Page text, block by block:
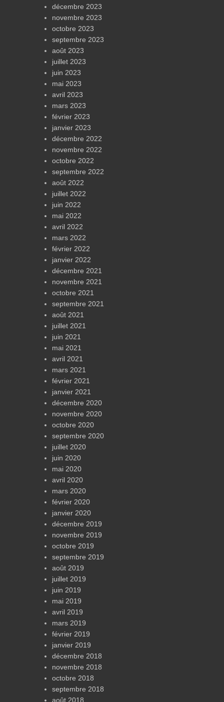
décembre 2023
novembre 2023
octobre 2023
septembre 2023
août 2023
juillet 2023
juin 2023
mai 2023
avril 2023
mars 2023
février 2023
janvier 2023
décembre 2022
novembre 2022
octobre 2022
septembre 2022
août 2022
juillet 2022
juin 2022
mai 2022
avril 2022
mars 2022
février 2022
janvier 2022
décembre 2021
novembre 2021
octobre 2021
septembre 2021
août 2021
juillet 2021
juin 2021
mai 2021
avril 2021
mars 2021
février 2021
janvier 2021
décembre 2020
novembre 2020
octobre 2020
septembre 2020
juillet 2020
juin 2020
mai 2020
avril 2020
mars 2020
février 2020
janvier 2020
décembre 2019
novembre 2019
octobre 2019
septembre 2019
août 2019
juillet 2019
juin 2019
mai 2019
avril 2019
mars 2019
février 2019
janvier 2019
décembre 2018
novembre 2018
octobre 2018
septembre 2018
août 2018